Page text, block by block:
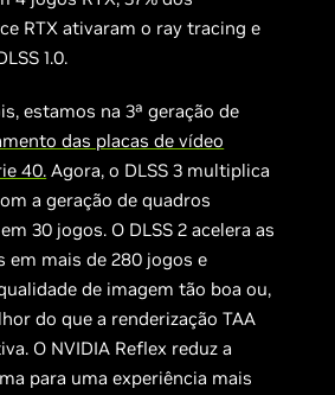
RTX ativaram o ray tracing e
1.0.
estamos na 3ª geração de
das placas de vídeo
40. Agora, o DLSS 3 multiplica
a geração de quadros
30 jogos. O DLSS 2 acelera as
em mais de 280 jogos e
de imagem tão boa ou,
do que a renderização TAA
O NVIDIA Reflex reduz a
para uma experiência mais